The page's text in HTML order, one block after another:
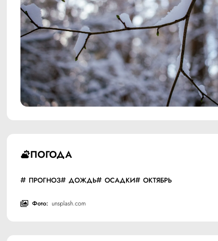
ПОГОДА
ПРОГНОЗ ДОЖДЬ ОСАДКИ ОКТЯБРЬ
Фото: unsplash.com